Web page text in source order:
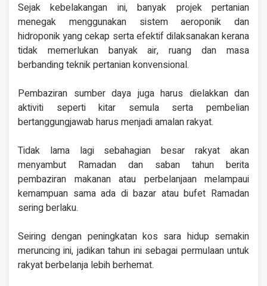
Sejak kebelakangan ini, banyak projek pertanian
menegak menggunakan sistem aeroponik dan
hidroponik yang cekap serta efektif dilaksanakan kerana
tidak memerlukan banyak air, ruang dan masa
berbanding teknik pertanian konvensional.
Pembaziran sumber daya juga harus dielakkan dan
aktiviti seperti kitar semula serta pembelian
bertanggungjawab harus menjadi amalan rakyat.
Tidak lama lagi sebahagian besar rakyat akan
menyambut Ramadan dan saban tahun berita
pembaziran makanan atau perbelanjaan melampaui
kemampuan sama ada di bazar atau bufet Ramadan
sering berlaku.
Seiring dengan peningkatan kos sara hidup semakin
meruncing ini, jadikan tahun ini sebagai permulaan untuk
rakyat berbelanja lebih berhemat.